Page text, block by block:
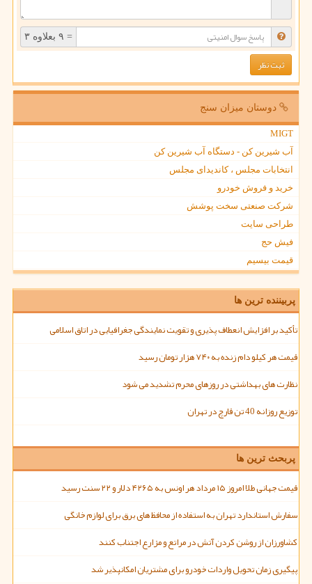
= ۹ بعلاوه ۳
دوستان میزان سنج
MIGT
آب شیرین کن - دستگاه آب شیرین کن
انتخابات مجلس ، کاندیدای مجلس
خرید و فروش خودرو
شرکت صنعتی سخت پوشش
طراحی سایت
فیش حج
قیمت بیسیم
پربیننده ترین ها
تأکید بر افزایش انعطاف پذیری و تقویت نمایندگی جغرافیایی در اتاق اسلامی
قیمت هر کیلو دام زنده به ۷۴۰ هزار تومان رسید
نظارت های بهداشتی در روزهای محرم تشدید می شود
توزیع روزانه 40 تن قارچ در تهران
پربحث ترین ها
قیمت جهانی طلا امروز ۱۵ مرداد هر اونس به ۴۲۶۵ دلار و ۲۲ سنت رسید
سفارش استاندارد تهران به استفاده از محافظ های برق برای لوازم خانگی
کشاورزان از روشن کردن آتش در مراتع و مزارع اجتناب کنند
پیگیری زمان تحویل واردات خودرو برای مشتریان امکانپذیر شد